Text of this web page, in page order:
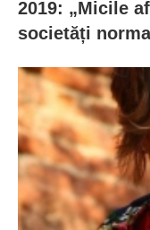
2019: „Micile
societăți